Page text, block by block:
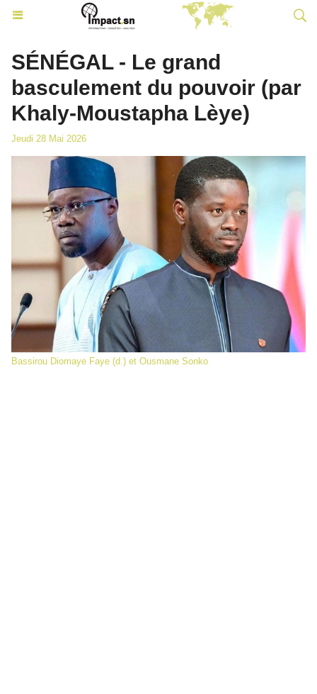
SÉNÉGAL - Le grand
basculement du pouvoir (par
Khaly-Moustapha Lèye)
Jeudi 28 Mai 2026
Bassirou Diomaye Faye (d.) et Ousmane Sonko